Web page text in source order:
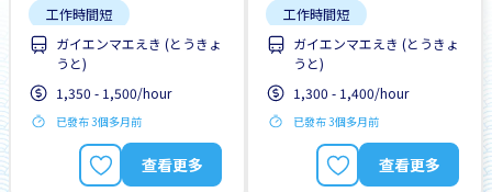
工作時間短
支付交通費
早班
有機會被錄取全職工作
每週2-3天
ガイエンマエえき (とうきょ
うと)
1,350 - 1,500/hour
已發布 3個多月前
查看更多
工作時間短
支付交通費
早班
有機會被錄取全職工作
無經驗要求
ガイエンマエえき (とうきょ
うと)
1,300 - 1,400/hour
已發布 3個多月前
查看更多